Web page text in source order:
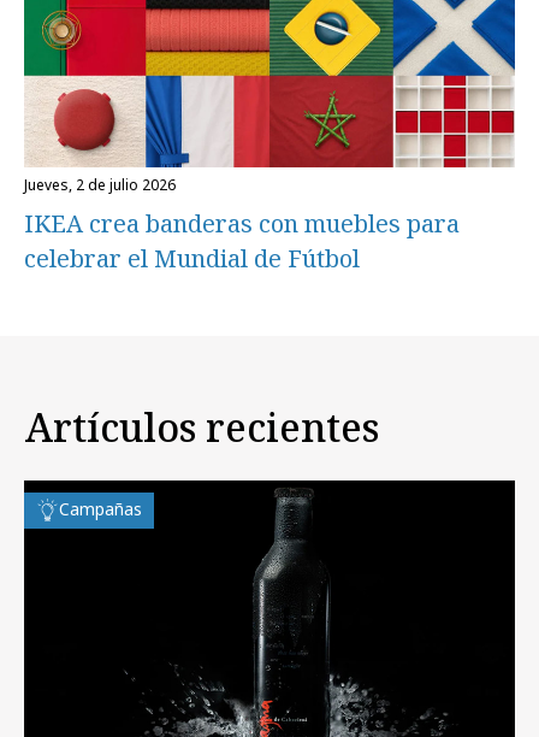
jueves, 2 de julio 2026
IKEA crea banderas con muebles para
celebrar el Mundial de Fútbol
Artículos recientes
Campañas